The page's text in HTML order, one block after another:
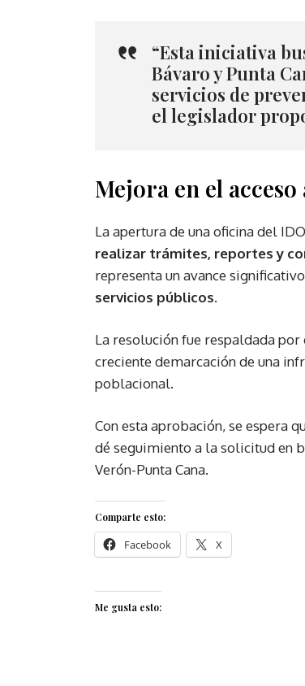
“Esta iniciativa
Bávaro y Punta
servicios de
el legislador
Mejora en el
La apertura de una oficina del
realizar trámites, reportes y
representa un avance
servicios públicos.
La resolución fue respaldada
creciente demarcación de una
poblacional.
Con esta aprobación, se espera
dé seguimiento a la solicitud en
Verón-Punta Cana.
Comparte esto:
Facebook X
Me gusta esto: